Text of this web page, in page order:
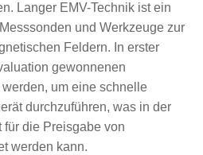
Langer EMV-Technik ist ein
und Werkzeuge zur
Feldern. In erster
gewonnenen
um eine schnelle
durchzuführen, was in der
für die Preisgabe von
werden kann.